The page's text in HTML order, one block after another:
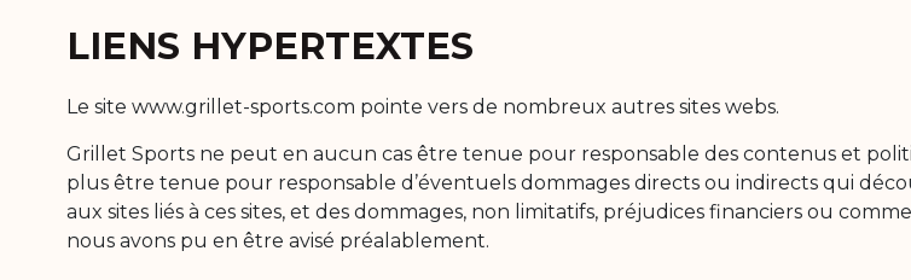
LIENS HYPERTEXTES
Le site www.grillet-sports.com pointe vers de nombreux autres sites webs.
Grillet Sports ne peut en aucun cas être tenue pour responsable des contenus et
plus être tenue pour responsable d’éventuels dommages directs ou indirects qui
aux sites liés à ces sites, et des dommages, non limitatifs, préjudices financiers ou
nous avons pu en être avisé préalablement.